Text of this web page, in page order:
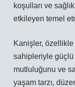
koşulları ve
etkileyen temel
Kanişler,
sahipleriyle güçlü
mutluluğunu ve
yaşam tarzı,